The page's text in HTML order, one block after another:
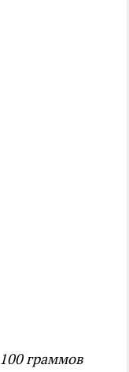
граммов